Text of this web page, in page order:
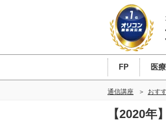
FP 医
通信講座 おす
【2020